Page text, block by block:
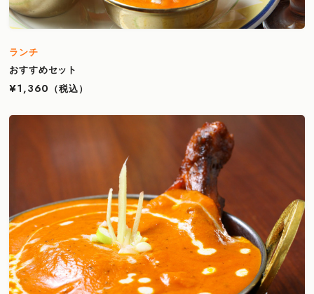
ランチ
おすすめセット
¥1,360
（税込）